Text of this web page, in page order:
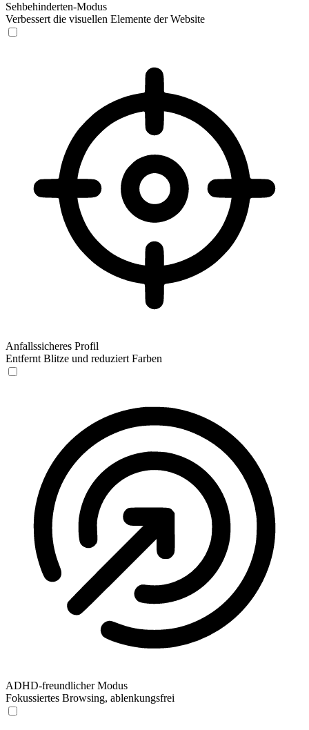
Sehbehinderten-Modus
Verbessert die visuellen Elemente der Website
Anfallssicheres Profil
Entfernt Blitze und reduziert Farben
ADHD-freundlicher Modus
Fokussiertes Browsing, ablenkungsfrei